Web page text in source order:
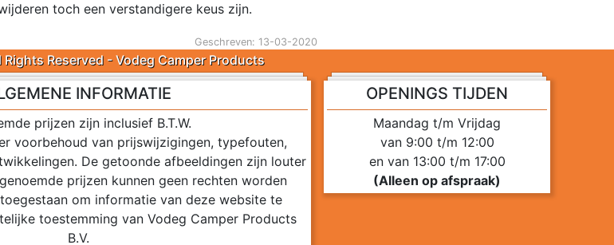
toch een verstandigere keus zijn.
Geschreven: 13-03-2020
Reserved - Vodeg Camper Products
INFORMATIE
prijzen zijn inclusief B.T.W.
voorbehoud van prijswijzigingen, typefouten,
De getoonde afbeeldingen zijn louter
prijzen kunnen geen rechten worden
om informatie van deze website te
toestemming van Vodeg Camper Products
B.V.
OPENINGS TIJDEN
Maandag t/m Vrijdag
van 9:00 t/m 12:00
en van 13:00 t/m 17:00
(Alleen op afspraak)